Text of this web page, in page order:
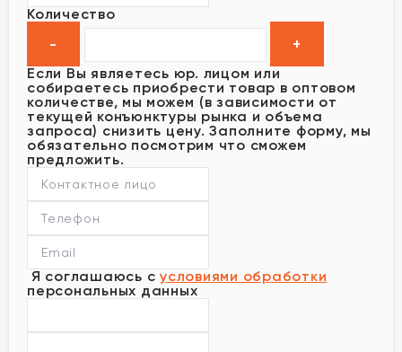
Количество
Если Вы являетесь юр. лицом или
собираетесь приобрести товар в оптовом
количестве, мы можем (в зависимости от
текущей конъюнктуры рынка и объема
запроса) снизить цену. Заполните форму, мы
обязательно посмотрим что сможем
предложить.
Я соглашаюсь с условиями обработки
персональных данных